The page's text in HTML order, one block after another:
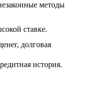
методы
ставке.
долговая
история.